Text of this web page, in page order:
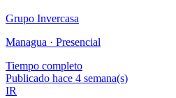
Grupo Invercasa
Managua · Presencial
Tiempo completo
Publicado hace 4 semana(s)
IR